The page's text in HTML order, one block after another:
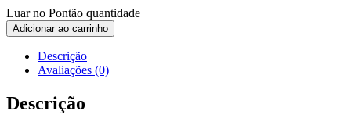
Luar no Pontão quantidade
Adicionar ao carrinho
Descrição
Avaliações (0)
Descrição